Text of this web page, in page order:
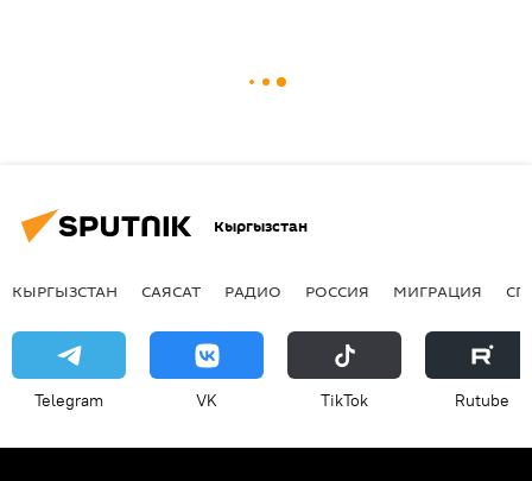
Кыргызстан
КЫРГЫЗСТАН САЯСАТ РАДИО РОССИЯ МИГРАЦИЯ
Telegram VK ТikТоk Rutube